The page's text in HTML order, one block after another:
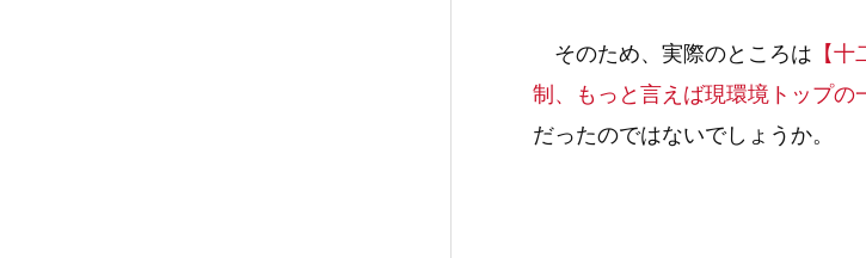
そのため、実際のところは 【
制、もっと言えば現環境トップの
だったのではないでしょうか。